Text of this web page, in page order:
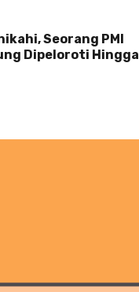
Seorang PMI
Dipeloroti Hingga